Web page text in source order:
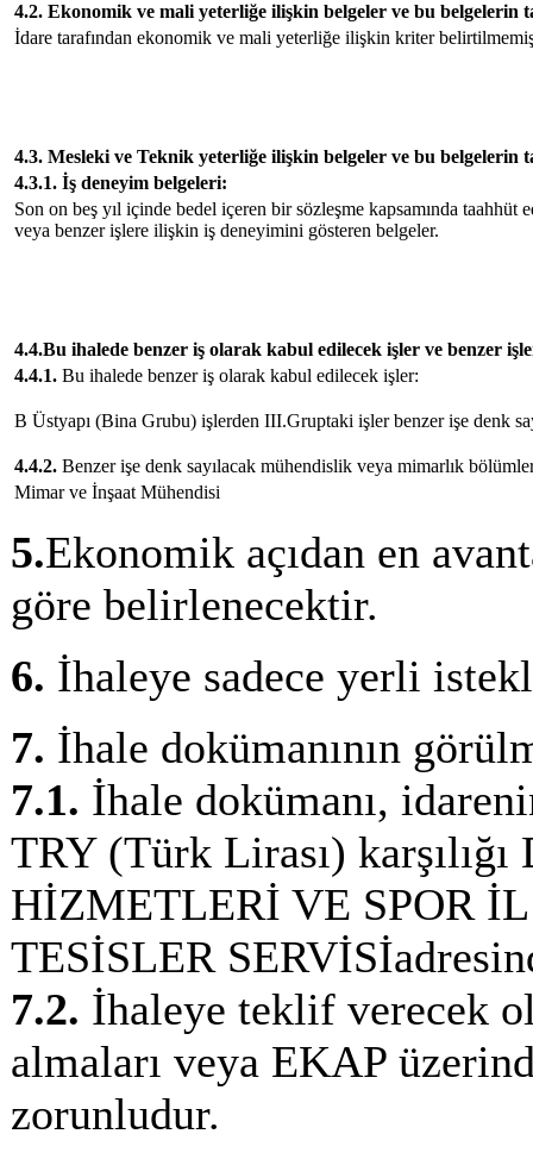
4.2. Ekonomik ve mali yeterliğe ilişkin belgeler ve bu belgelerin
İdare tarafından ekonomik ve mali yeterliğe ilişkin kriter
4.3. Mesleki ve Teknik yeterliğe ilişkin belgeler ve bu belgelerin
4.3.1. İş deneyim belgeleri:
Son on beş yıl içinde bedel içeren bir sözleşme kapsamında
veya benzer işlere ilişkin iş deneyimini gösteren belgeler.
4.4.Bu ihalede benzer iş olarak kabul edilecek işler ve benzer
4.4.1. Bu ihalede benzer iş olarak kabul edilecek işler:
B Üstyapı (Bina Grubu) işlerden III.Gruptaki işler benzer işe denk
4.4.2. Benzer işe denk sayılacak mühendislik veya mimarlık
Mimar ve İnşaat Mühendisi
5.Ekonomik açıdan en
göre belirlenecektir.
6. İhaleye sadece yerli
7. İhale dokümanının
7.1. İhale dokümanı,
TRY (Türk Lirası)
HİZMETLERİ VE SPOR
TESİSLER
7.2. İhaleye teklif verecek
almaları veya EKAP
zorunludur.